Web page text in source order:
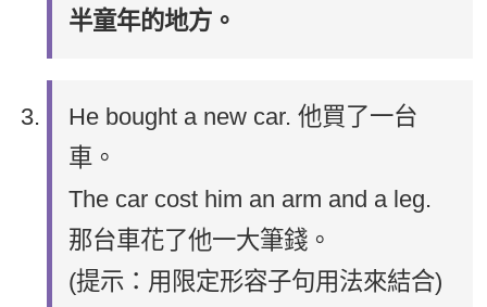
半童年的地方。
He bought a new car. 他買了一台
車。
The car cost him an arm and a leg.
那台車花了他一大筆錢。
(提示：用限定形容子句用法來結合)